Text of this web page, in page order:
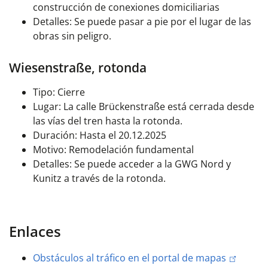
construcción de conexiones domiciliarias
Detalles: Se puede pasar a pie por el lugar de las
obras sin peligro.
Wiesenstraße, rotonda
Tipo: Cierre
Lugar: La calle Brückenstraße está cerrada desde
las vías del tren hasta la rotonda.
Duración: Hasta el 20.12.2025
Motivo: Remodelación fundamental
Detalles: Se puede acceder a la GWG Nord y
Kunitz a través de la rotonda.
Enlaces
Obstáculos al tráfico en el portal de mapas